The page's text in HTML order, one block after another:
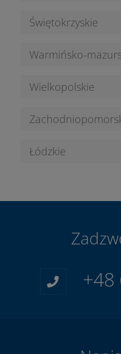
Świętokrzyskie
Warmińsko-
Wielkopolskie
Łódzkie
+48